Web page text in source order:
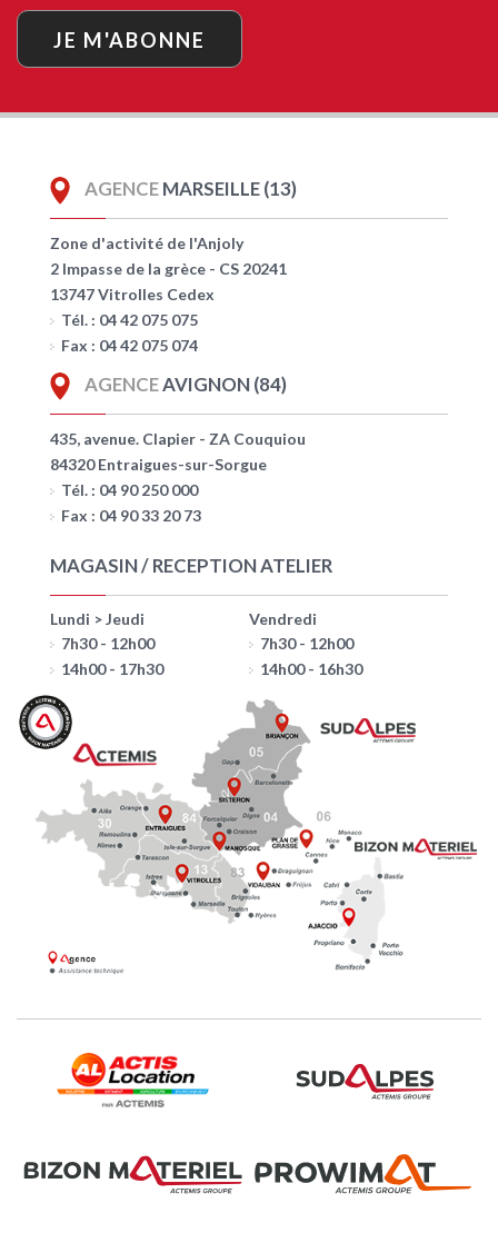
JE M'ABONNE
AGENCEMARSEILLE (13)
Zone d'activité de l'Anjoly
2 Impasse de la grèce - CS 20241
13747 Vitrolles Cedex
Tél. : 04 42 075 075
Fax : 04 42 075 074
AGENCEAVIGNON (84)
435, avenue. Clapier - ZA Couquiou
84320 Entraigues-sur-Sorgue
Tél. : 04 90 250 000
Fax : 04 90 33 20 73
MAGASIN / RECEPTION ATELIER
Lundi > Jeudi
7h30 - 12h00
14h00 - 17h30
Vendredi
7h30 - 12h00
14h00 - 16h30